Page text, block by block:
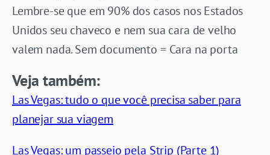
Lembre-se que em 90% dos casos nos Estados
Unidos seu chaveco e nem sua cara de velho
valem nada. Sem documento = Cara na porta
Veja também:
Las Vegas: tudo o que você precisa saber para
planejar sua viagem
Las Vegas: um passeio pela Strip (Parte 1)